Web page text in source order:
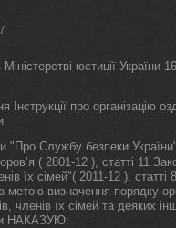
юстиції України
Інструкції про організацію
"Про Службу безпеки
( 2801-12 ), статті 11
їх сімей"( 2011-12 ),
визначення порядку
членів їх сімей та деяких
НАКАЗУЮ: